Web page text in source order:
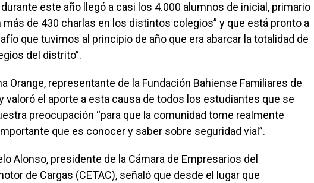
este año llegó a casi los 4.000 alumnos de inicial, primario
de 430 charlas en los distintos colegios” y que está pronto a
que tuvimos al principio de año que era abarcar la totalidad de
del distrito”.
Orange, representante de la Fundación Bahiense Familiares de
valoró el aporte a esta causa de todos los estudiantes que se
preocupación “para que la comunidad tome realmente
que es conocer y saber sobre seguridad vial”.
Alonso, presidente de la Cámara de Empresarios del
de Cargas (CETAC), señaló que desde el lugar que